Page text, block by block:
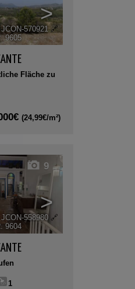
>
570921 🔗
9605
Fläche zu
(24,99€/m²)
>
9
558980 🔗
9604
1